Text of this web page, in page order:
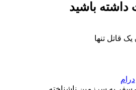
باشید
درام